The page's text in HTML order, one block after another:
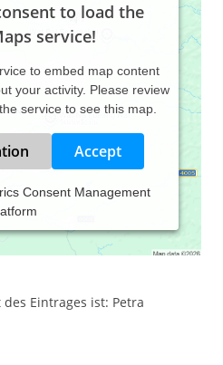
to load the
service!
to embed map content
your activity. Please review
service to see this map.
Accept
Consent Management
Eintrages ist: Petra